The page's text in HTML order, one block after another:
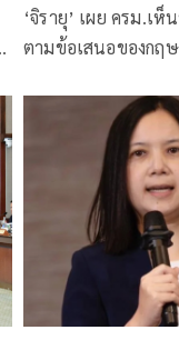
‘จิรายุ’ เผย ครม.เ
ตามข้อเสนอของกฤ
ต้องไม่เกิน 10%